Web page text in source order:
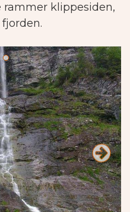
klippesiden,